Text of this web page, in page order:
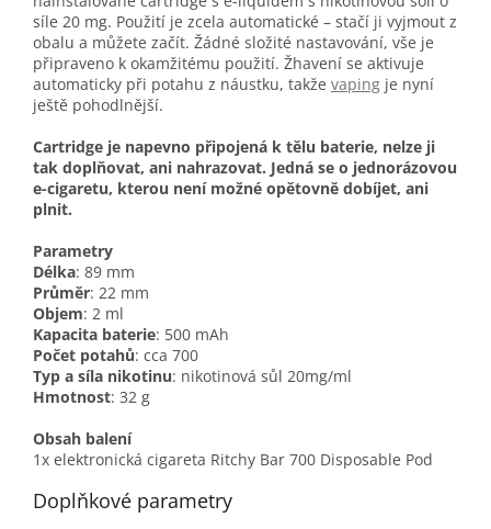
síle 20 mg. Použití je zcela automatické – stačí ji vyjmout z
obalu a můžete začít. Žádné složité nastavování, vše je
připraveno k okamžitému použití. Žhavení se aktivuje
automaticky při potahu z náustku, takže vaping je nyní
ještě pohodlnější.
Cartridge je napevno připojená k tělu baterie, nelze ji
tak doplňovat, ani nahrazovat. Jedná se o jednorázovou
e-cigaretu, kterou není možné opětovně dobíjet, ani
plnit.
Parametry
Délka: 89 mm
Průměr: 22 mm
Objem: 2 ml
Kapacita baterie: 500 mAh
Počet potahů: cca 700
Typ a síla nikotinu: nikotinová sůl 20mg/ml
Hmotnost: 32 g
Obsah balení
1x elektronická cigareta Ritchy Bar 700 Disposable Pod
Doplňkové parametry